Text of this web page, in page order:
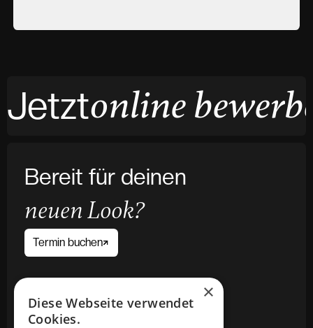
Jetztonline
Bereit für deinen
neuen Look?
Termin buchen
Links
About
About
×
Diese Webseite verwendet
Cookies.